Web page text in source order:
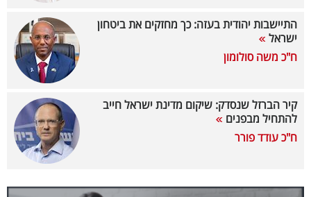
ניוזלטרים
התיישבות יהודית בעזה: כך מחזקים את ביטחון
ישראל
ח"כ משה סולומון
קיר הברזל שנסדק: שיקום מדינת ישראל חייב
להתחיל מבפנים
ח"כ עודד פורר